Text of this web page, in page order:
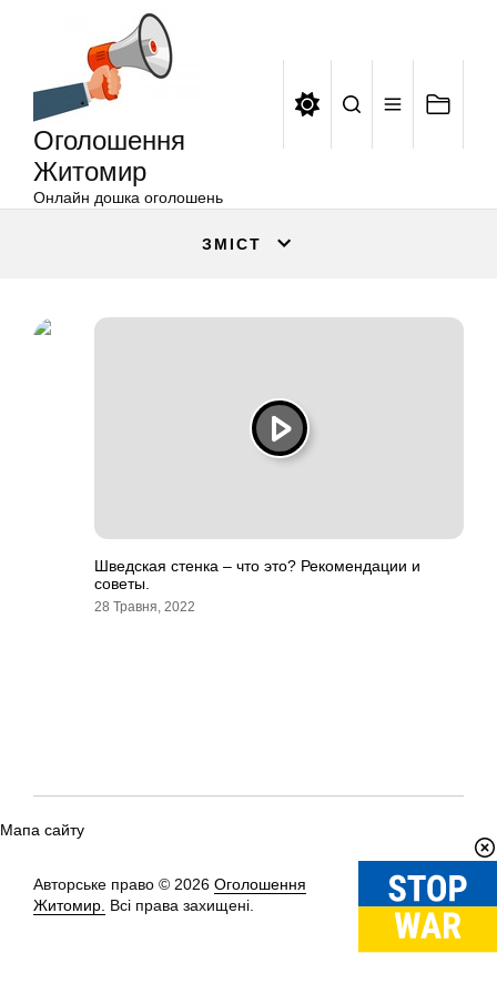
Оголошення
Житомир
Онлайн дошка оголошень
ЗМІСТ
Шведская стенка – что это? Рекомендации и
советы.
28 Травня, 2022
Мапа сайту
Авторське право © 2026 Оголошення
Житомир. Всі права захищені.
Вгору↑